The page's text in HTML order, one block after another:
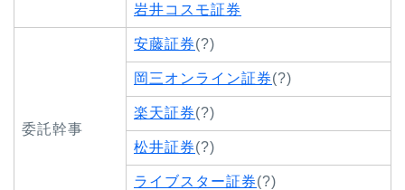
岩井コスモ証券
委託幹事
安藤証券(?)
岡三オンライン証券(?)
楽天証券(?)
松井証券(?)
ライブスター証券(?)